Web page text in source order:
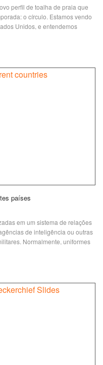
perfil de toalha de praia que
o círculo. Estamos vendo
Unidos, e entendemos
clássica (ideal para
países
em um sistema de relações
de inteligência ou outras
Normalmente, uniformes
a Jian é profissional na